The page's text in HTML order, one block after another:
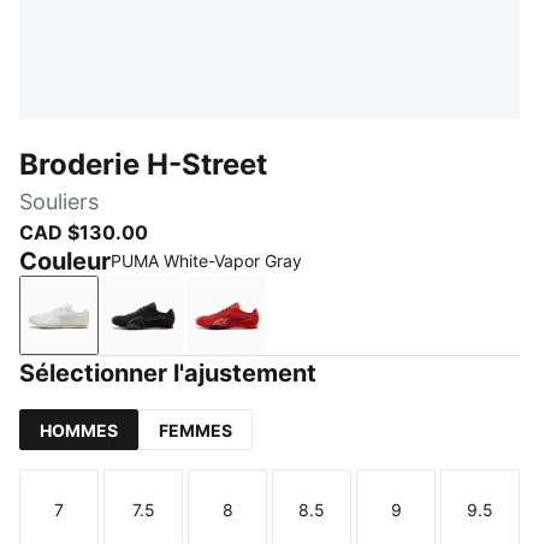
Broderie H-Street
Souliers
CAD $130.00
CouleurPUMA White-Vapor Gray
PUMA White-Vapor Gray
PUMA Black-Strong Gray
Candy Apple-Red Glamour
Sélectionner l'ajustement
HOMMES FEMMES
Taille
7
Taille
7.5
Taille
8
Taille
8.5
Taille
9
Taille
9.5